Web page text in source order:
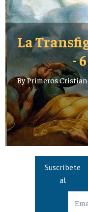
La
-
ByPrimeros
Suscríbete
al